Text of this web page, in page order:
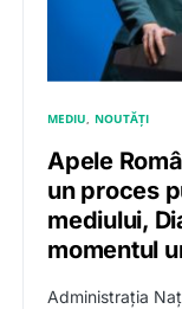
MEDIU NOUTĂȚI
Apele
un proces
mediului,
momentul
Administrația